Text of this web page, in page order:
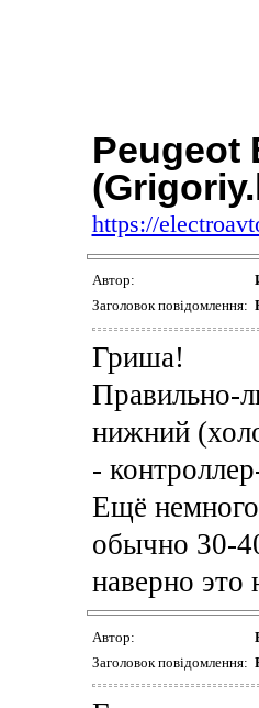
Peugeot
https://
Автор:
Заголовок повідомлення:
Гриша!
Правильно-
нижний
-
Ещё
обычно 30-
наверно это
Автор:
Заголовок повідомлення: